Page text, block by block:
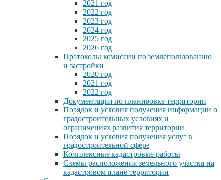
2021 год
2022 год
2023 год
2024 год
2025 год
2026 год
Протоколы комиссии по землепользованию
и застройки
2020 год
2021 год
2022 год
Документация по планировке территории
Порядок и условия получения информации о
градостроительных условиях и
ограничениях развития территории
Порядок и условия получения услуг в
градостроительной сфере
Комплексные кадастровые работы
Схемы расположения земельного участка на
кадастровом плане территории